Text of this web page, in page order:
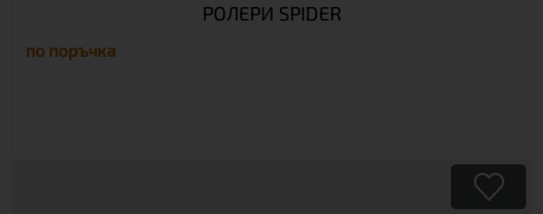
РОЛЕРИ SPIDER
по поръчка